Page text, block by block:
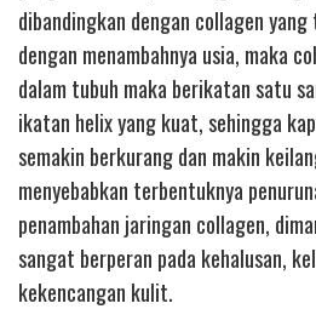
dibandingkan dengan collagen
dengan menambahnya usia, maka
dalam tubuh maka berikatan satu
ikatan helix yang kuat, sehingga
semakin berkurang dan makin
menyebabkan terbentuknya
penambahan jaringan collagen,
sangat berperan pada kehalusan,
kekencangan kulit.